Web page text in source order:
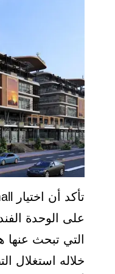
على الوحدة
التي تبحث عنها
خلاله استغلال